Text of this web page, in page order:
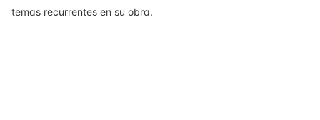
temas recurrentes en su obra.